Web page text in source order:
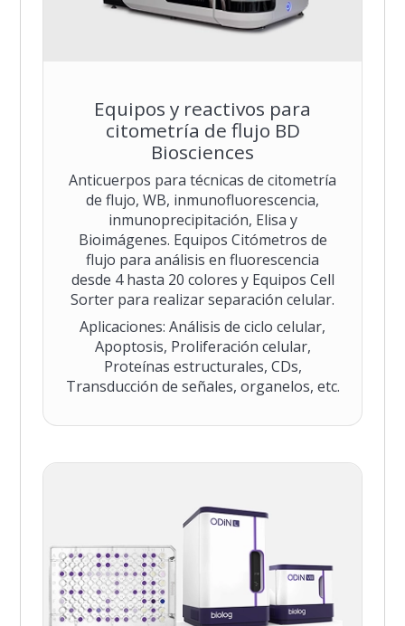
Equipos y reactivos para
citometría de flujo BD
Biosciences
Anticuerpos para técnicas de citometría
de flujo, WB, inmunofluorescencia,
inmunoprecipitación, Elisa y
Bioimágenes. Equipos Citómetros de
flujo para análisis en fluorescencia
desde 4 hasta 20 colores y Equipos Cell
Sorter para realizar separación celular.
Aplicaciones: Análisis de ciclo celular,
Apoptosis, Proliferación celular,
Proteínas estructurales, CDs,
Transducción de señales, organelos, etc.